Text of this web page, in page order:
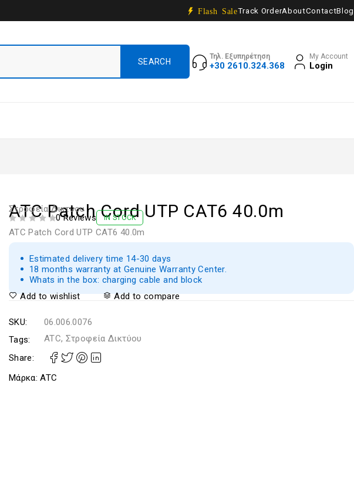
Flash SaleTrack OrderAboutContactBlog
Τηλ. Εξυπηρέτηση
+30 2610.324.368
My Account
Login
Στροφεία Δικτύου
ATC Patch Cord UTP CAT6 40.0m
0 Reviews IN STOCK
ATC Patch Cord UTP CAT6 40.0m
Estimated delivery time 14-30 days
18 months warranty at Genuine Warranty Center.
Whats in the box: charging cable and block
Add to wishlist
Add to compare
SKU:
06.006.0076
Tags:
ATC, Στροφεία Δικτύου
Share:
Μάρκα:ATC